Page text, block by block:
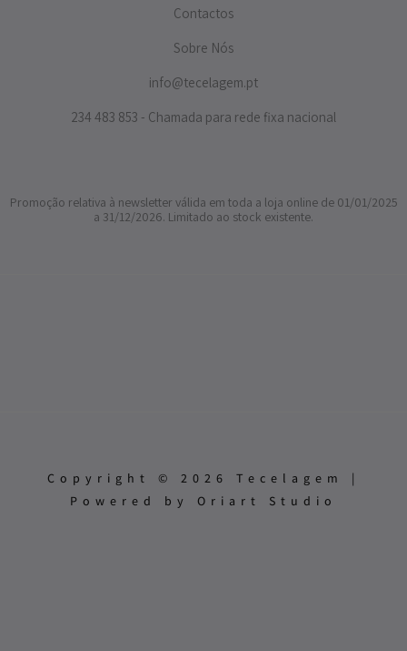
Contactos
Sobre Nós
info@tecelagem.pt
234 483 853 - Chamada para rede fixa nacional
Promoção relativa à newsletter válida em toda a loja online de 01/01/2025
a 31/12/2026. Limitado ao stock existente.
Copyright © 2026 Tecelagem |
Powered by Oriart Studio